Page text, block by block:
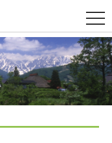
t
o
g
g
l
e
n
a
v
g
i